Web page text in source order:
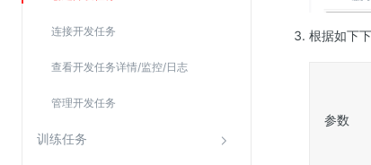
连接开发任务
查看开发任务详情/监控/日志
管理开发任务
训练任务
云堡垒机
Web应用防火墙(WAF)
根据如下
参数